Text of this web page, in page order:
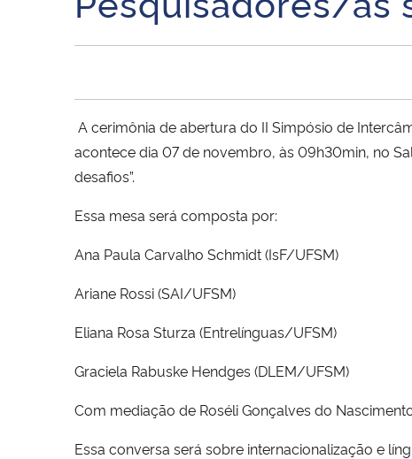
A cerimônia de abertura do II Simpósio de
acontece dia 07 de novembro, às 09h30min, no
desafios”.
Essa mesa será composta por:
Ana Paula Carvalho Schmidt (IsF/UFSM)
Ariane Rossi (SAI/UFSM)
Eliana Rosa Sturza (Entrelínguas/UFSM)
Graciela Rabuske Hendges (DLEM/UFSM)
Com mediação de Roséli Gonçalves do
Essa conversa será sobre internacionalização e